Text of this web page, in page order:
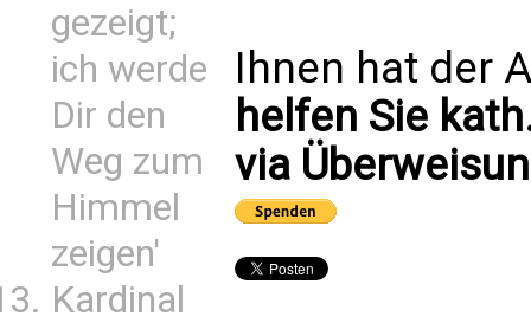
gezeigt;
ich werde
Dir den
Weg zum
Himmel
zeigen'
Kardinal
Ihnen hat der
helfen Sie
via